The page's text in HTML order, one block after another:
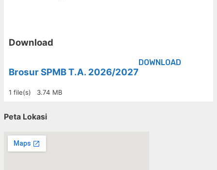
Download
Brosur SPMB T.A. 2026/2027
1 file(s) 3.74 MB
DOWNLOAD
Peta Lokasi